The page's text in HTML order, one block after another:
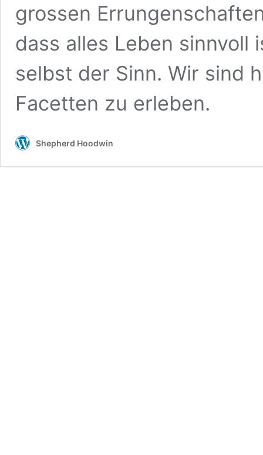
grossen
dass alles Leben sinnvoll
selbst der Sinn. Wir sind
Facetten zu erleben.
Shepherd Hoodwin